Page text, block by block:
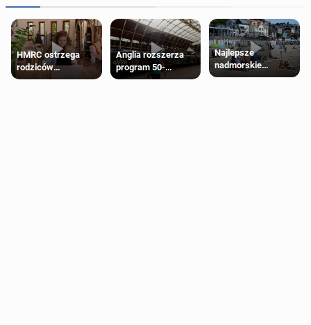
HMRC ostrzega
rodziców
pobierających Child
Anglia rozszerza
program 50-
procentowych
Najlepsze
nadmorskie
miasteczko blisko